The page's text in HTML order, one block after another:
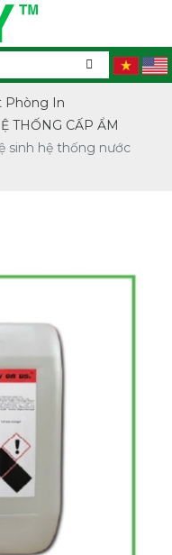
Phòng In
THỐNG CẤP ẨM
sinh hệ thống nước